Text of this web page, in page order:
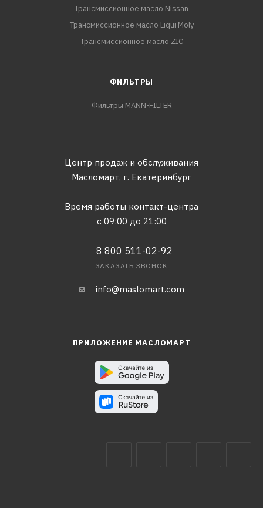
Трансмиссионное масло Nissan
Трансмиссионное масло Liqui Moly
Трансмиссионное масло ZIC
ФИЛЬТРЫ
Фильтры MANN-FILTER
Центр продаж и обслуживания
Масломарт, г. Екатеринбург
Время работы контакт-центра
с 09:00 до 21:00
8 800 511-02-92
ЗАКАЗАТЬ ЗВОНОК
info@maslomart.com
ПРИЛОЖЕНИЕ МАСЛОМАРТ